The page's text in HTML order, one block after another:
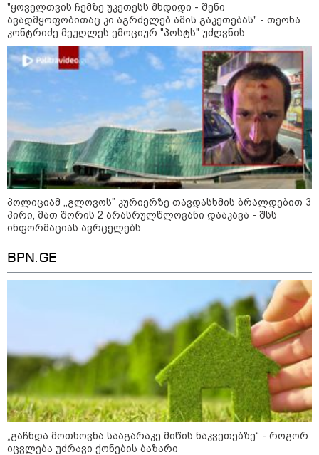
11:59 / 09-08-2026
ხანძარი ლილო-მარტყოფის
გზაზე - რა ვითარებაა ადგილზე
ამ წუთებში? (ვიდეო)
10:29 / 09-08-2026
"ვერასდროს ვიფიქრებდი, რომ
ჩვენი ცხოვრება შენთან ერთად
ასეთ არარომანტიკულ ფაზაში
შევიდოდა" - თეონა კონტრიძე
ქორწინებიდან 18 წლის თავზე
09:25 / 09-08-2026
08:54 / 09-08-2026
“დიახ, ომი დაიწყო რუსეთმა და
წერტილი!” - ვახტანგ კაპანაძე
კატეგორიის ყველა სიახლე
"ყოველთვის ჩემზე უკეთესს მხდიდი - შენი
ავადმყოფობითაც კი აგრძელებ ამის გაკეთებას" - თეონა
კონტრიძე მეუღლეს ემოციურ "პოსტს" უძღვნის
პოლიციამ ,,გლოვოს” კურიერზე თავდასხმის ბრალდებით 3
პირი, მათ შორის 2 არასრულწლოვანი დააკავა - შსს
ინფორმაციას ავრცელებს
BPN.GE
„გაჩნდა მოთხოვნა სააგარაკე მიწის ნაკვეთებზე“ - როგორ
იცვლება უძრავი ქონების ბაზარი